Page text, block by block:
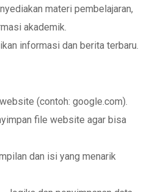
materi pembelajaran,
akademik.
informasi dan berita terbaru.
(contoh: google.com).
file website agar bisa
dan isi yang menarik